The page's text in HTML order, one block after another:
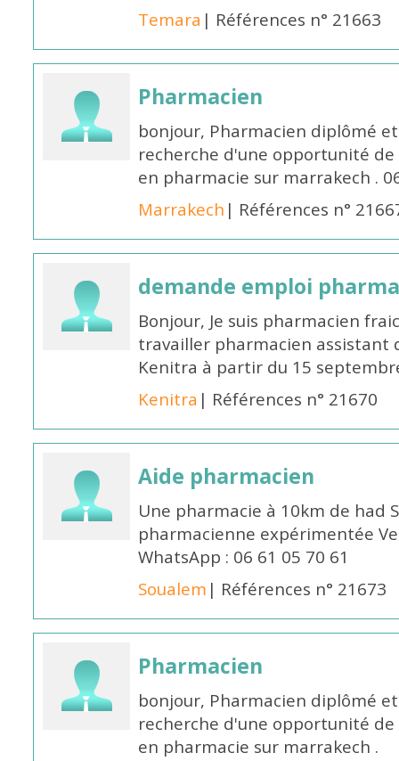
Temara | Références n° 21663
Pharmacien
bonjour, Pharmacien diplômé
recherche d'une opportunité
en pharmacie sur marrakech .
Marrakech | Références n°
demande emploi
Bonjour, Je suis pharmacien
travailler pharmacien assistant
Kenitra à partir du 15
Kenitra | Références n° 21670
Aide pharmacien
Une pharmacie à 10km de had
pharmacienne expérimentée
WhatsApp : 06 61 05 70 61
Soualem | Références n° 21673
Pharmacien
bonjour, Pharmacien diplômé
recherche d'une opportunité
en pharmacie sur marrakech .